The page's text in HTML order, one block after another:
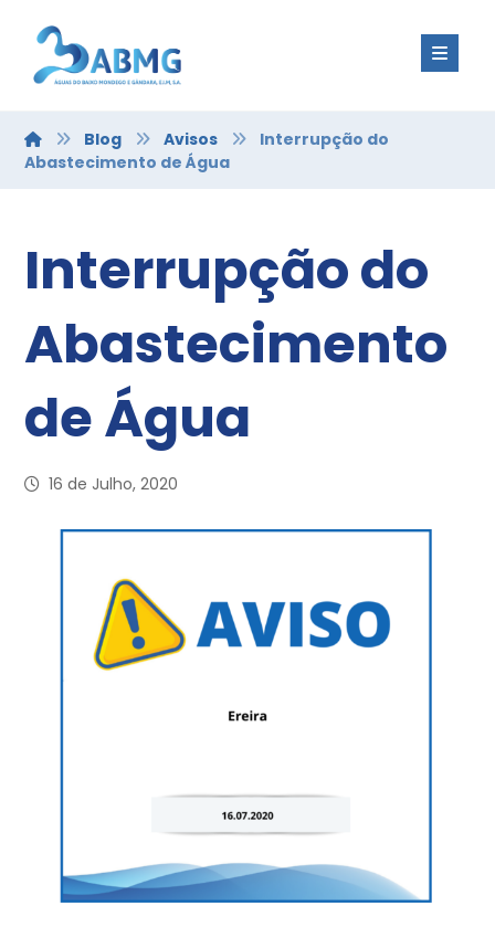
Blog Avisos
Interrupção do
Abastecimento de Água
Interrupção do
Abastecimento
de Água
16 de Julho, 2020